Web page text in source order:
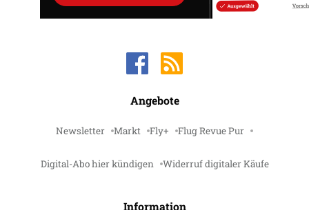
Angebote
Newsletter Markt Fly+ Flug Revue Pur
Digital-Abo hier kündigen Widerruf digitaler Käufe
Information